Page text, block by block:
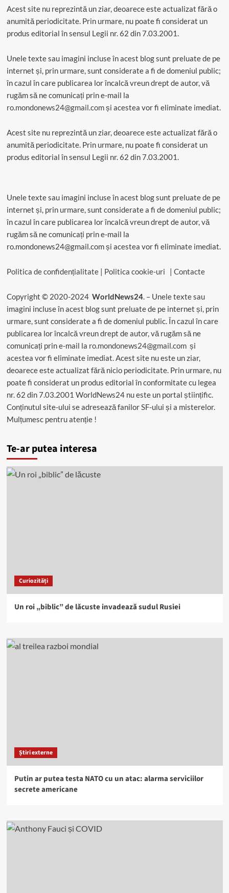
Acest site nu reprezintă un ziar, deoarece este actualizat fără o
anumită periodicitate. Prin urmare, nu poate fi considerat un
produs editorial în sensul Legii nr. 62 din 7.03.2001.
Unele texte sau imagini incluse în acest blog sunt preluate de pe
internet și, prin urmare, sunt considerate a fi de domeniul public;
în cazul în care publicarea lor încalcă vreun drept de autor, vă
rugăm să ne comunicați prin e-mail la
ro.mondonews24@gmail.comși acestea vor fi eliminate imediat.
Acest site nu reprezintă un ziar, deoarece este actualizat fără o
anumită periodicitate. Prin urmare, nu poate fi considerat un
produs editorial în sensul Legii nr. 62 din 7.03.2001.
Unele texte sau imagini incluse în acest blog sunt preluate de pe
internet și, prin urmare, sunt considerate a fi de domeniul public;
în cazul în care publicarea lor încalcă vreun drept de autor, vă
rugăm să ne comunicați prin e-mail la
ro.mondonews24@gmail.com și acestea vor fi eliminate imediat.
Politica de confidențialitate| Politica cookie-uri Contacte
Copyright © 2020-2024 WorldNews24. – Unele texte sau
imagini incluse în acest blog sunt preluate de pe internet și, prin
urmare, sunt considerate a fi de domeniul public. În cazul în care
publicarea lor încalcă vreun drept de autor, vă rugăm să ne
comunicați prin e-mail la ro.mondonews24@gmail.comși
acestea vor fi eliminate imediat. Acest site nu este un ziar,
deoarece este actualizat fără nicio periodicitate. Prin urmare, nu
poate fi considerat un produs editorial în conformitate cu legea
nr. 62 din 7.03.2001 WorldNews24 nu este un portal științific.
Conținutul site-ului se adresează fanilor SF-ului și a misterelor.
Mulțumesc pentru atenție !
Te-ar putea interesa
Curiozități
Un roi „biblic” de lăcuste invadează sudul Rusiei
Știri externe
Putin ar putea testa NATO cu un atac: alarma serviciilor
secrete americane